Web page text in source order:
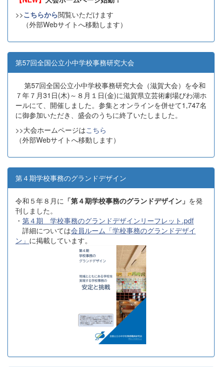
>>こちらから閲覧いただけます
（外部Webサイトへ移動します）
第57回全国公立小中学校事務研究大会
第57回全国公立小中学校事務研究大会（滋賀大会）を令和
７年７月31日(木)～８月１日(金)に滋賀県立芸術劇場びわ湖ホ
ールにて、開催しました。参集とオンラインを併せて1,747名
に御参加いただき、盛会のうちに終了いたしました。
>>大会ホームページはこちら
（外部Webサイトへ移動します）
第４期学校事務のグランドデザイン
令和５年８月に 「第４期学校事務のグランドデザイン」 を発
刊しました。
・ 第４期 学校事務のグランドデザインリーフレット.pdf
詳細については会員ルーム「学校事務のグランドデザイ
ン」 に掲載しています。